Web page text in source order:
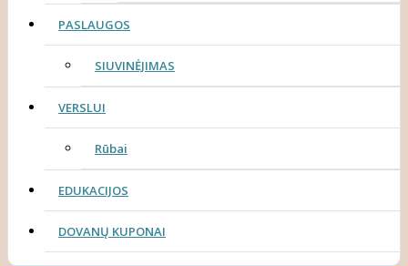
PASLAUGOS
SIUVINĖJIMAS
VERSLUI
Rūbai
EDUKACIJOS
DOVANŲ KUPONAI